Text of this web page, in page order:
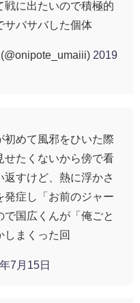
戦に出たいので積極的
サバサバした個体
2019
初めて風邪をひいた際
せたくないから傍で看
すけど、熱に浮かさ
発症し「お前のジャー
国広くんが「俺ごと
しまくった回
7月15日